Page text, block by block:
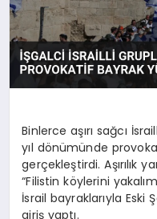
Binlerce aşırı sağcı
yıl dönümünde
gerçekleştirdi. Aşırılık
“Filistin köylerini
İsrail bayraklarıyla Eski
giriş yaptı.